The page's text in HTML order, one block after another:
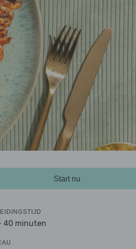
Start nu
40 minuten